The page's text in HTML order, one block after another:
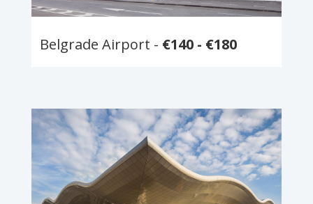
Belgrade Airport - €140 - €180